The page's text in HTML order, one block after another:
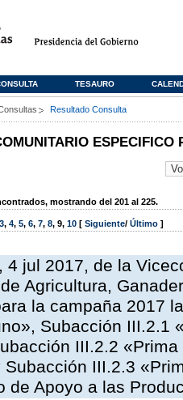
TESAURO
Resultado Consulta
ESPECIFICO
mostrando del 201 al 225.
3, 4, 5, 6, 7, 8, 9, 10 [ Siguiente/ Último ]
4 jul 2017, de la
Agricultura,
la campaña 2017
Subacción III.2.1
III.2.2
III.2.3
de Apoyo a las